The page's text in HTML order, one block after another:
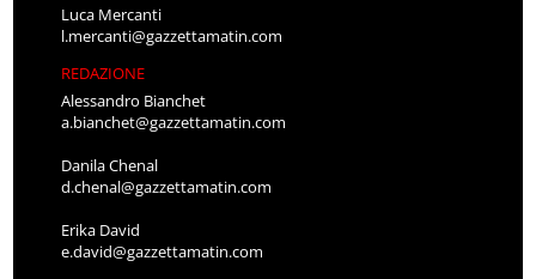
Luca Mercanti
l.mercanti@gazzettamatin.com
REDAZIONE
Alessandro Bianchet
a.bianchet@gazzettamatin.com
Danila Chenal
d.chenal@gazzettamatin.com
Erika David
e.david@gazzettamatin.com